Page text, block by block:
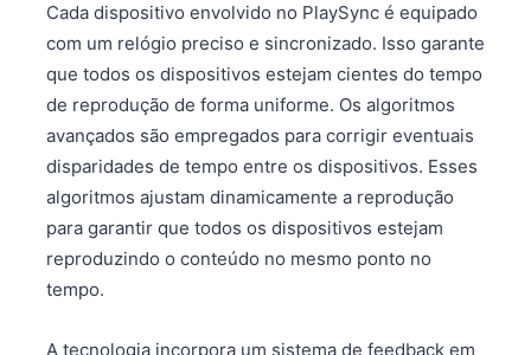
Cada dispositivo envolvido no PlaySync é equipado
com um relógio preciso e sincronizado. Isso garante
que todos os dispositivos estejam cientes do tempo
de reprodução de forma uniforme. Os algoritmos
avançados são empregados para corrigir eventuais
disparidades de tempo entre os dispositivos. Esses
algoritmos ajustam dinamicamente a reprodução
para garantir que todos os dispositivos estejam
reproduzindo o conteúdo no mesmo ponto no
tempo.
A tecnologia incorpora um sistema de feedback em